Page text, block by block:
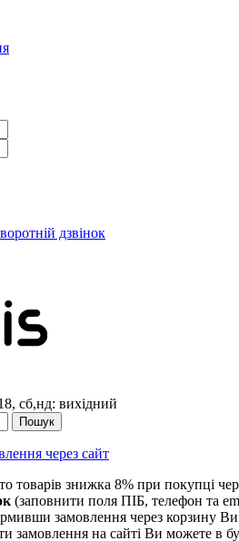
дзвінок
сб,нд: вихідний
через сайт
товарів знижка 8% при покупці
(заповнити поля ПІБ, телефон та
замовлення через корзину
замовлення на сайті Ви можете в